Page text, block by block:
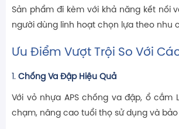
Sản phẩm đi kèm với khả năng kết nối
người dùng linh hoạt chọn lựa theo nhu
Ưu Điểm Vượt Trội So Với
1. Chống Va Đập Hiệu Quả
Với vỏ nhựa APS chống va đập, ổ cắm
chạm, nâng cao tuổi thọ sử dụng và